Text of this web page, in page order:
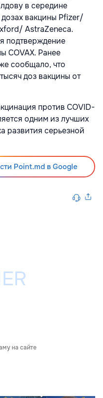
в середине
вакцины Pfizer/
AstraZeneca.
подтверждение
COVAX. Ранее
сообщало, что
доз вакцины от
против COVID-
одним из лучших
развития серьезной
Point.md в Google
на сайте